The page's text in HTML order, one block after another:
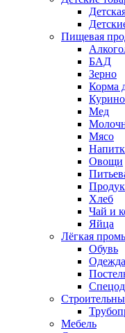
Пищевая
БАД
Зерно
Корма
Мед
Мясо
Овощи
Хлеб
Чай и
Яйца
Лёгкая
Обувь
Одежда
Мебель